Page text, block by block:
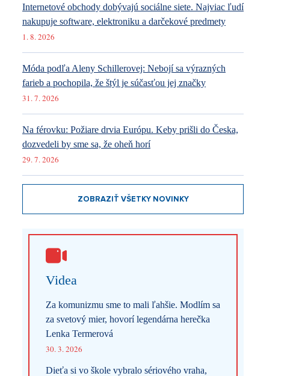
Internetové obchody dobývajú sociálne siete. Najviac ľudí
nakupuje software, elektroniku a darčekové predmety
1. 8. 2026
Móda podľa Aleny Schillerovej: Nebojí sa výrazných
farieb a pochopila, že štýl je súčasťou jej značky
31. 7. 2026
Na férovku: Požiare drvia Európu. Keby prišli do Česka,
dozvedeli by sme sa, že oheň horí
29. 7. 2026
ZOBRAZIŤ VŠETKY NOVINKY
Videa
Za komunizmu sme to mali ľahšie. Modlím sa
za svetový mier, hovorí legendárna herečka
Lenka Termerová
30. 3. 2026
Dieťa si vo škole vybralo sériového vraha,